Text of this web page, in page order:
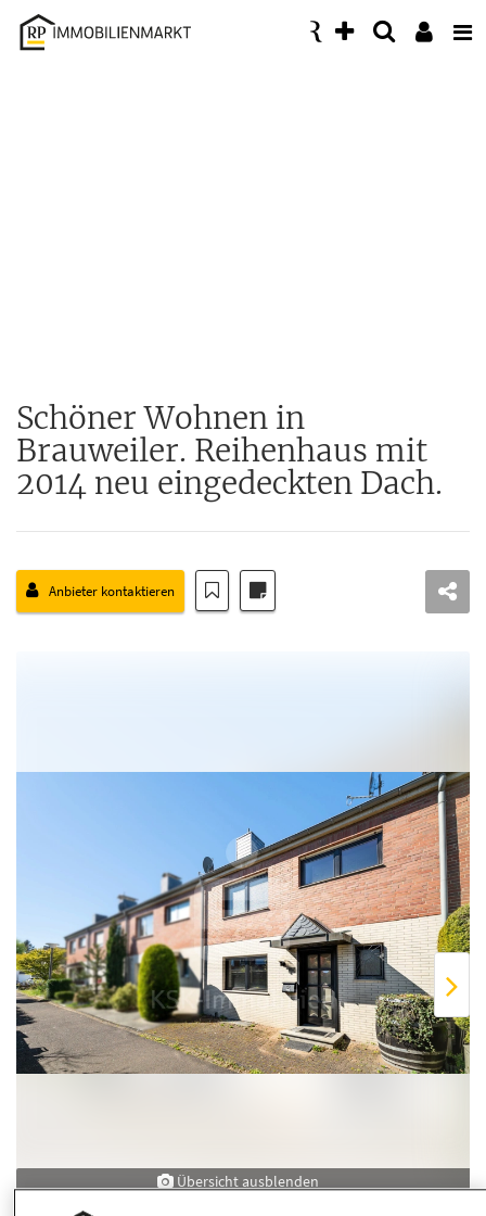
Accessibility
Modus
Schöner Wohnen in
Brauweiler. Reihenhaus mit
2014 neu eingedeckten Dach.
Anbieter kontaktieren
Übersicht ausblenden